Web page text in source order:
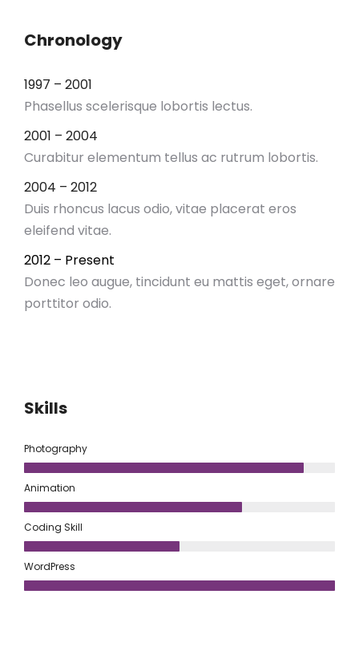
Chronology
1997 – 2001
Phasellus scelerisque lobortis lectus.
2001 – 2004
Curabitur elementum tellus ac rutrum lobortis.
2004 – 2012
Duis rhoncus lacus odio, vitae placerat eros
eleifend vitae.
2012 – Present
Donec leo augue, tincidunt eu mattis eget, ornare
porttitor odio.
Skills
Photography
Animation
Coding Skill
WordPress